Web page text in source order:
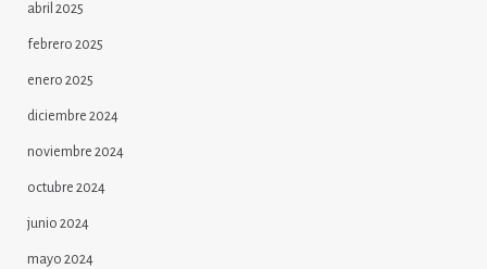
abril 2025
febrero 2025
enero 2025
diciembre 2024
noviembre 2024
octubre 2024
junio 2024
mayo 2024